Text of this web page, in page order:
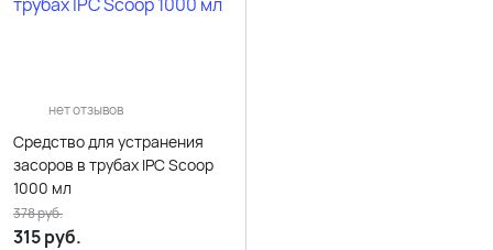
нет отзывов
Средство для устранения
засоров в трубах IPC Scoop
1000 мл
315руб.
378руб.